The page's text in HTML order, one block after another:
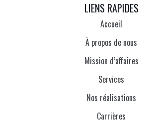
LIENS RAPIDES
Accueil
À propos de nous
Mission d’affaires
Services
Nos réalisations
Carrières